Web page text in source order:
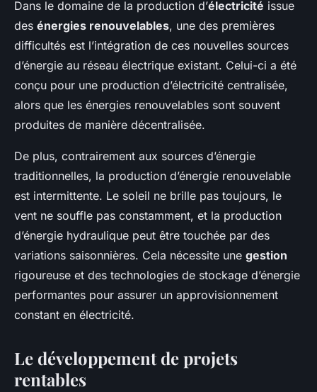
Dans le domaine de la production d’électricité issue
des énergies renouvelables, une des premières
difficultés est l’intégration de ces nouvelles sources
d’énergie au réseau électrique existant. Celui-ci a été
conçu pour une production d’électricité centralisée,
alors que les énergies renouvelables sont souvent
produites de manière décentralisée.
De plus, contrairement aux sources d’énergie
traditionnelles, la production d’énergie renouvelable
est intermittente. Le soleil ne brille pas toujours, le
vent ne souffle pas constamment, et la production
d’énergie hydraulique peut être touchée par des
variations saisonnières. Cela nécessite une gestion
rigoureuse et des technologies de stockage d’énergie
performantes pour assurer un approvisionnement
constant en électricité.
Le développement de projets
rentables